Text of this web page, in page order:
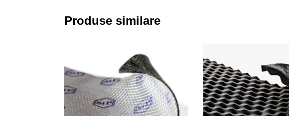
Produse similare